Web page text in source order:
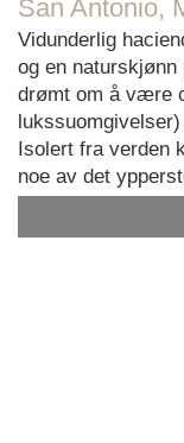
San Antonio,
Vidunderlig
og en naturskjønn
drømt om å være
Isolert fra verden
noe av det